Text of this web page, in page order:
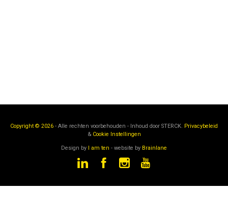
Copyright © 2026 - Alle rechten voorbehouden - Inhoud door STERCK. Privacybeleid
& Cookie Instellingen
Design by I am ten - website by Brainlane